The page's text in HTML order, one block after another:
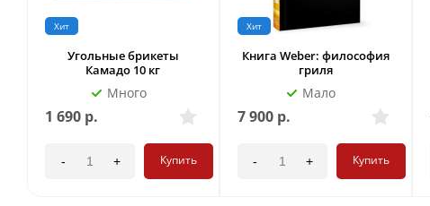
Хит
Угольные брикеты
Камадо 10 кг
Много
1 690 р.
- + Купить
Хит
Книга Weber: философия
гриля
Мало
7 900р.
- + Купить